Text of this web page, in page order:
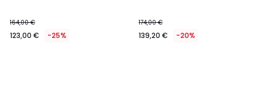
164,00 €
123,00 € -25%
174,00 €
139,20 € -20%